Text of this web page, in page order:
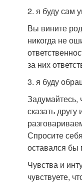
2. я буду сам
Вы вините
никогда не
за них
3. я буду
сказать
Спросите
оставался бы
Чувства и
чувствуете,